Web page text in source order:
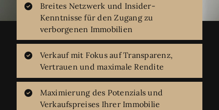
Breites Netzwerk und Insider-
Kenntnisse für den Zugang zu
verborgenen Immobilien
Verkauf mit Fokus auf Transparenz,
Vertrauen und maximale Rendite
Maximierung des Potenzials und
Verkaufspreises Ihrer Immobilie